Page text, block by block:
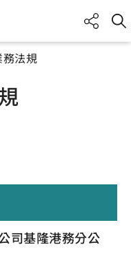
務法規
司基隆港務分公